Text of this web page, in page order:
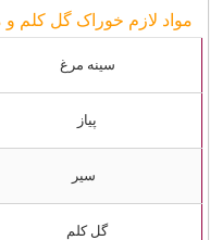
مواد لازم خوراک گل کلم
سینه مرغ
پیاز
سیر
گل کلم